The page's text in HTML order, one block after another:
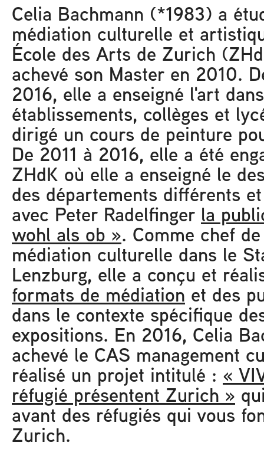
Celia Bachmann (*1983) a
médiation culturelle et
École des Arts de Zurich
achevé son Master en 2010.
2016, elle a enseigné l'art
établissements, collèges et
dirigé un cours de peinture
De 2011 à 2016, elle a été
ZHdK où elle a enseigné le
des départements différents
avec Peter Radelfinger la
wohl als ob ». Comme chef
médiation culturelle dans le
Lenzburg, elle a conçu et
formats de médiation et des
dans le contexte spécifique
expositions. En 2016, Celia
achevé le CAS management
réalisé un projet intitulé : «
réfugié présentent Zurich »
avant des réfugiés qui vous
Zurich.